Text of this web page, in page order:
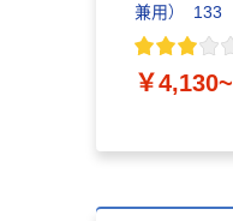
兼用） 133
￥4,130~